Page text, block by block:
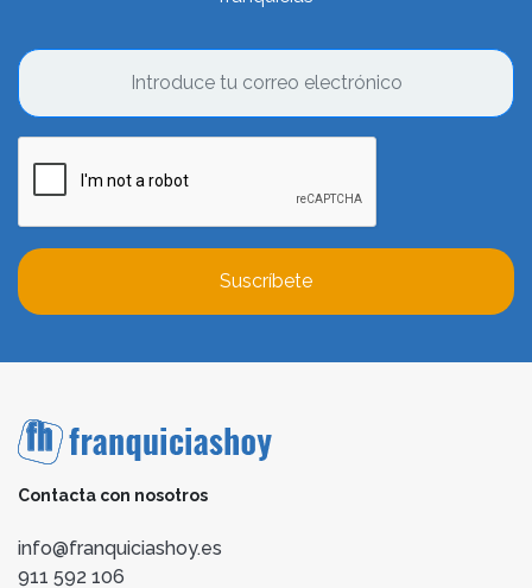
Suscríbete
Contacta con nosotros
info@franquiciashoy.es
911 592 106